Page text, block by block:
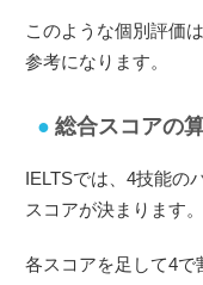
このような個別評価は
参考になります。
総合スコアの
IELTSでは、4技能の
スコアが決まります。
各スコアを足して4で